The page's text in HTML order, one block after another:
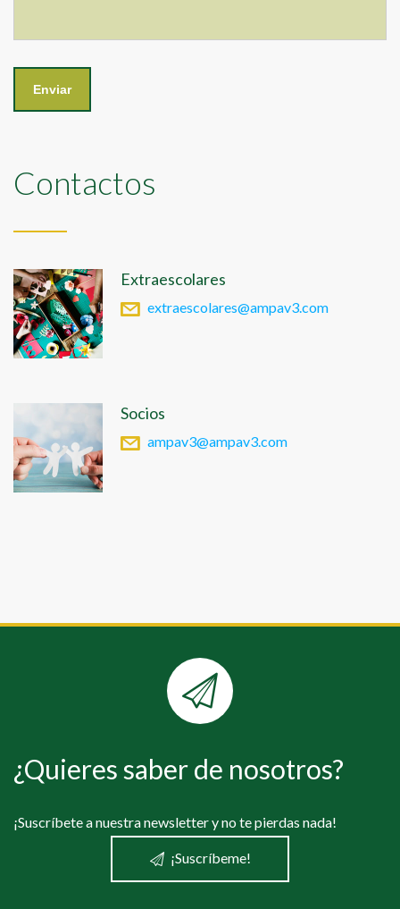
Enviar
Contactos
Extraescolares
extraescolares@ampav3.com
Socios
ampav3@ampav3.com
¿Quieres saber de nosotros?
¡Suscríbete a nuestra newsletter y no te pierdas nada!
¡Suscríbeme!